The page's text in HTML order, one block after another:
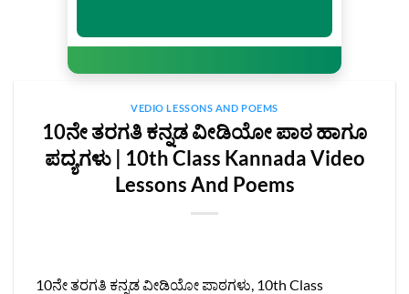
VEDIO LESSONS AND POEMS
10ನೇ ತರಗತಿ ಕನ್ನಡ ವೀಡಿಯೋ ಪಾಠ ಹಾಗೂ
ಪದ್ಯಗಳು | 10th Class Kannada Video
Lessons And Poems
10ನೇ ತರಗತಿ ಕನ್ನಡ ವೀಡಿಯೋ ಪಾಠಗಳು, 10th Class